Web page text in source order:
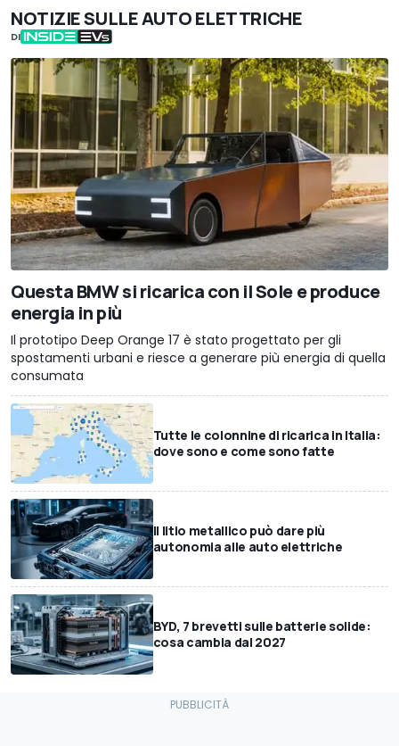
NOTIZIE SULLE AUTO ELETTRICHE
DI
Questa BMW si ricarica con il Sole e produce
energia in più
Il prototipo Deep Orange 17 è stato progettato per gli
spostamenti urbani e riesce a generare più energia di quella
consumata
Tutte le colonnine di ricarica in Italia:
dove sono e come sono fatte
Il litio metallico può dare più
autonomia alle auto elettriche
BYD, 7 brevetti sulle batterie solide:
cosa cambia dal 2027